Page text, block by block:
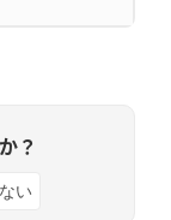
？
い